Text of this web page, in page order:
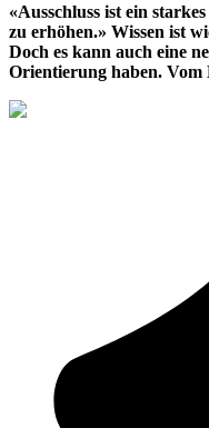
«Ausschluss ist ein
zu erhöhen.» Wissen ist
Doch es kann auch eine
Orientierung haben. Vom